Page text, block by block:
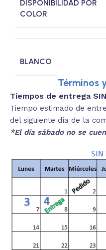
DISPONIBILIDAD POR
COLOR
BLANCO
Términos
Tiempos de entrega SIN
Tiempo estimado de
del siguiente día de la
*El día sábado no se